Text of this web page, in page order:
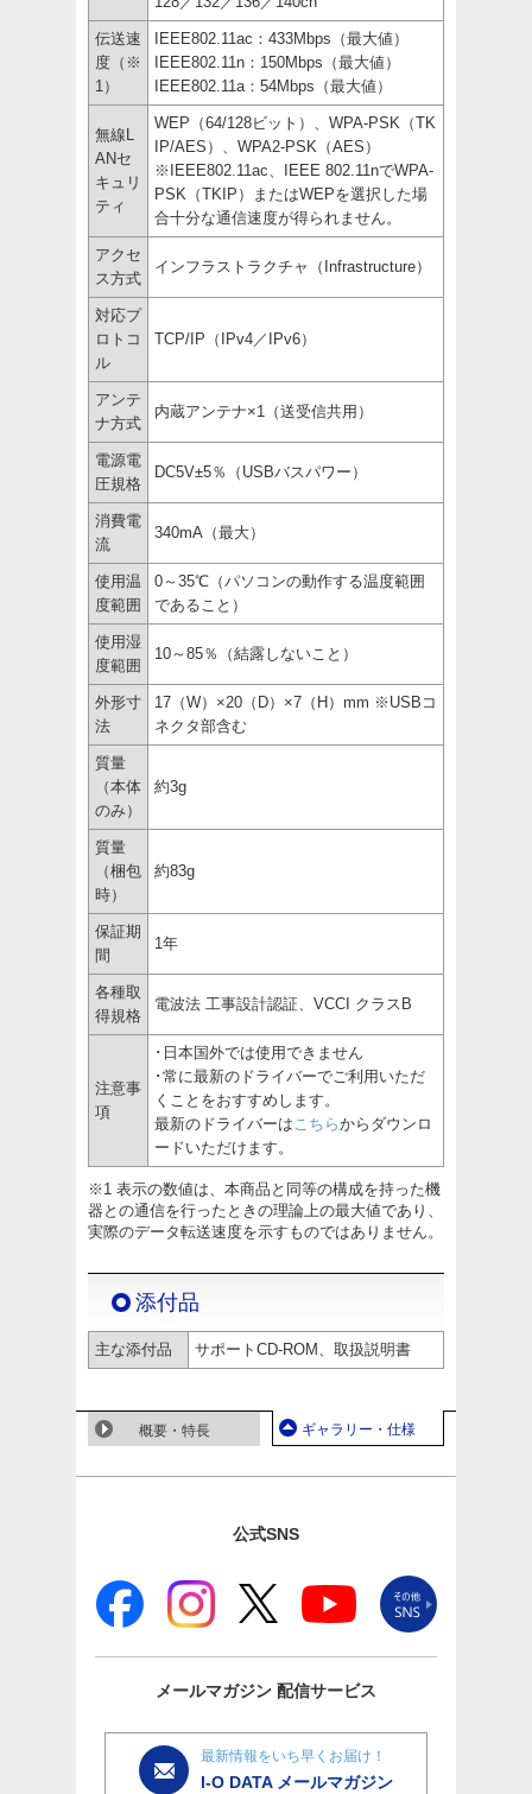
伝送速
度（※
1）
IEEE802.11ac：433Mbps（最大値）
IEEE802.11n：150Mbps（最大値）
IEEE802.11a：54Mbps（最大値）
無線L
ANセ
キュリ
ティ
WEP（64/128ビット）、WPA-PSK（TK
IP/AES）、WPA2-PSK（AES）
※IEEE802.11ac、IEEE 802.11nでWPA-
PSK（TKIP）またはWEPを選択した場
合十分な通信速度が得られません。
アクセ
ス方式
インフラストラクチャ（Infrastructure）
対応プ
ロトコ
ル
TCP/IP（IPv4／IPv6）
アンテ
ナ方式
内蔵アンテナ×1（送受信共用）
電源電
圧規格
DC5V±5％（USBバスパワー）
消費電
流
340mA（最大）
使用温
度範囲
0～35℃（パソコンの動作する温度範囲
であること）
使用湿
度範囲
10～85％（結露しないこと）
外形寸
法
17（W）×20（D）×7（H）mm ※USBコ
ネクタ部含む
質量
（本体
のみ）
約3g
質量
（梱包
時）
約83g
保証期
間
1年
各種取
得規格
電波法 工事設計認証、VCCI クラスB
注意事
項
･日本国外では使用できません
･常に最新のドライバーでご利用いただ
くことをおすすめします。
最新のドライバーは こちらからダウンロ
ードいただけます。
※1 表示の数値は、本商品と同等の構成を持った機
器との通信を行ったときの理論上の最大値であり、
実際のデータ転送速度を示すものではありません。
添付品
主な添付品 サポートCD-ROM、取扱説明書
概要・特長 ギャラリー・仕様
公式SNS
メールマガジン 配信サービス
最新情報をいち早くお届け！
I-O DATA メールマガジン